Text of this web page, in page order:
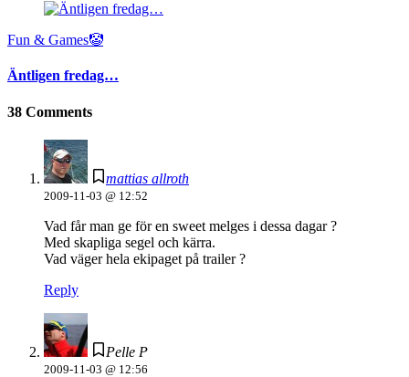
Fun & Games🤡
Äntligen fredag…
38 Comments
mattias allroth
2009-11-03 @ 12:52
Vad får man ge för en sweet melges i dessa dagar ?
Med skapliga segel och kärra.
Vad väger hela ekipaget på trailer ?
Reply
Pelle P
2009-11-03 @ 12:56